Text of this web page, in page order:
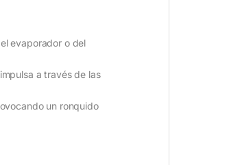
evaporador o del
a través de las
un ronquido